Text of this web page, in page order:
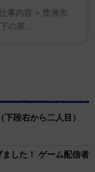
容 > 豊洲市
の業...
下段右から二人目）
ました！ ゲーム配信者